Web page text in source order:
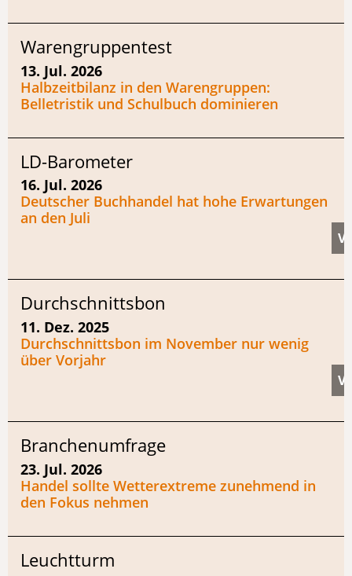
Warengruppentest
13. Jul. 2026
Halbzeitbilanz in den Warengruppen:
Belletristik und Schulbuch dominieren
LD-Barometer
16. Jul. 2026
Deutscher Buchhandel hat hohe Erwartungen
an den Juli
Durchschnittsbon
11. Dez. 2025
Durchschnittsbon im November nur wenig
über Vorjahr
Branchenumfrage
23. Jul. 2026
Handel sollte Wetterextreme zunehmend in
den Fokus nehmen
Leuchtturm